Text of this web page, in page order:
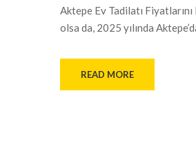
Aktepe Ev Tadilatı
olsa da, 2025 yılında
READ MORE